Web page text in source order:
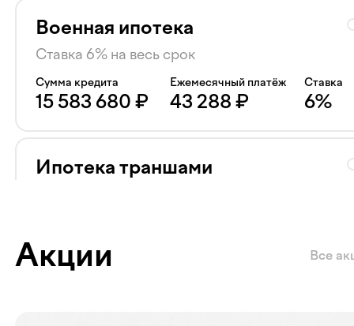
Военная ипотека
Ставка 6% на весь срок
Сумма кредита
15 583 680 ₽
Ежемесячный платёж
43 288 ₽
Ставка
6%
Ипотека траншами
Все
Акции